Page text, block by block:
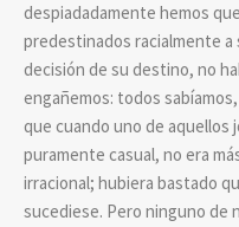
despiadadamente hemos
predestinados racialmente
decisión de su destino, no
engañemos: todos
que cuando uno de aquellos
puramente casual, no era
irracional; hubiera bastado
sucediese. Pero ninguno de